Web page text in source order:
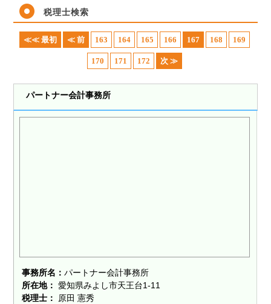
税理士検索
≪≪ 最初 ≪ 前 163 164 165 166 167 168 169
170 171 172 次 ≫
パートナー会計事務所
事務所名：パートナー会計事務所
所在地： 愛知県みよし市天王台1-11
税理士：
原田 憲秀